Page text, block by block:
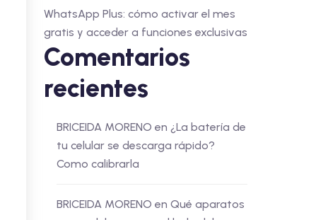
WhatsApp Plus: cómo activar el mes
gratis y acceder a funciones exclusivas
Comentarios
recientes
BRICEIDA MORENO en ¿La batería de
tu celular se descarga rápido?
Como calibrarla
BRICEIDA MORENO en Qué aparatos